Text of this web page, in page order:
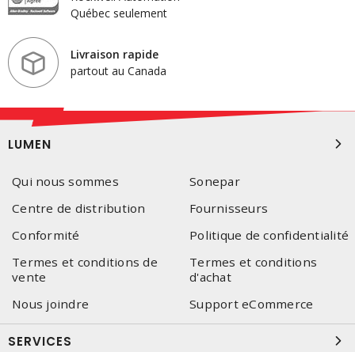
Québec seulement
Livraison rapide
partout au Canada
LUMEN
Qui nous sommes
Sonepar
Centre de distribution
Fournisseurs
Conformité
Politique de confidentialité
Termes et conditions de
vente
Termes et conditions
d'achat
Nous joindre
Support eCommerce
SERVICES